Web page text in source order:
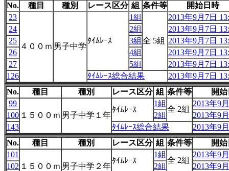
No.
種目 種別 レース区分 組 条件等
開始日時
23
４００ｍ 男子中学
ﾀｲﾑﾚｰｽ
1組
全 5組
2013年9月7日
24
2組
2013年9月7日
25
3組
2013年9月7日
26
4組
2013年9月7日
27
5組
2013年9月7日
126
ﾀｲﾑﾚｰｽ総合結果
2013年9月7日
No.
種目 種別 レース区分 組 条件等
開
99
１５００ｍ 男子中学１年
ﾀｲﾑﾚｰｽ
1組
全 2組
2013年9
100
2組
2013年9
143
ﾀｲﾑﾚｰｽ総合結果
2013年9
No.
種目 種別 レース区分 組 条件等
開
101
１５００ｍ 男子中学２年
ﾀｲﾑﾚｰｽ
1組
全 2組
2013年9
102
2組
2013年9